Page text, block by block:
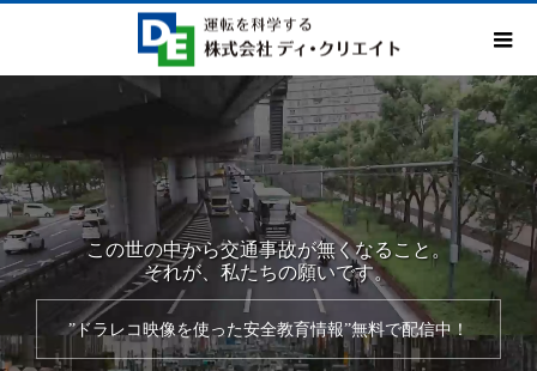
この世の中から交通事故が無くなること。
それが、私たちの願いです。
”ドラレコ映像を使った安全教育情報”無料で配信中！